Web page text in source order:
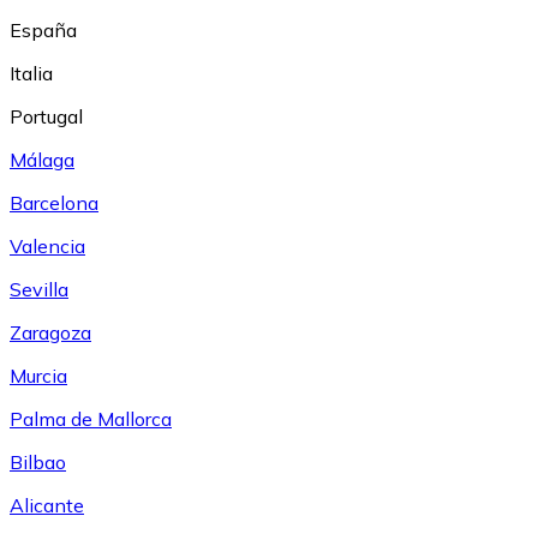
España
Italia
Portugal
Málaga
Barcelona
Valencia
Sevilla
Zaragoza
Murcia
Palma de Mallorca
Bilbao
Alicante